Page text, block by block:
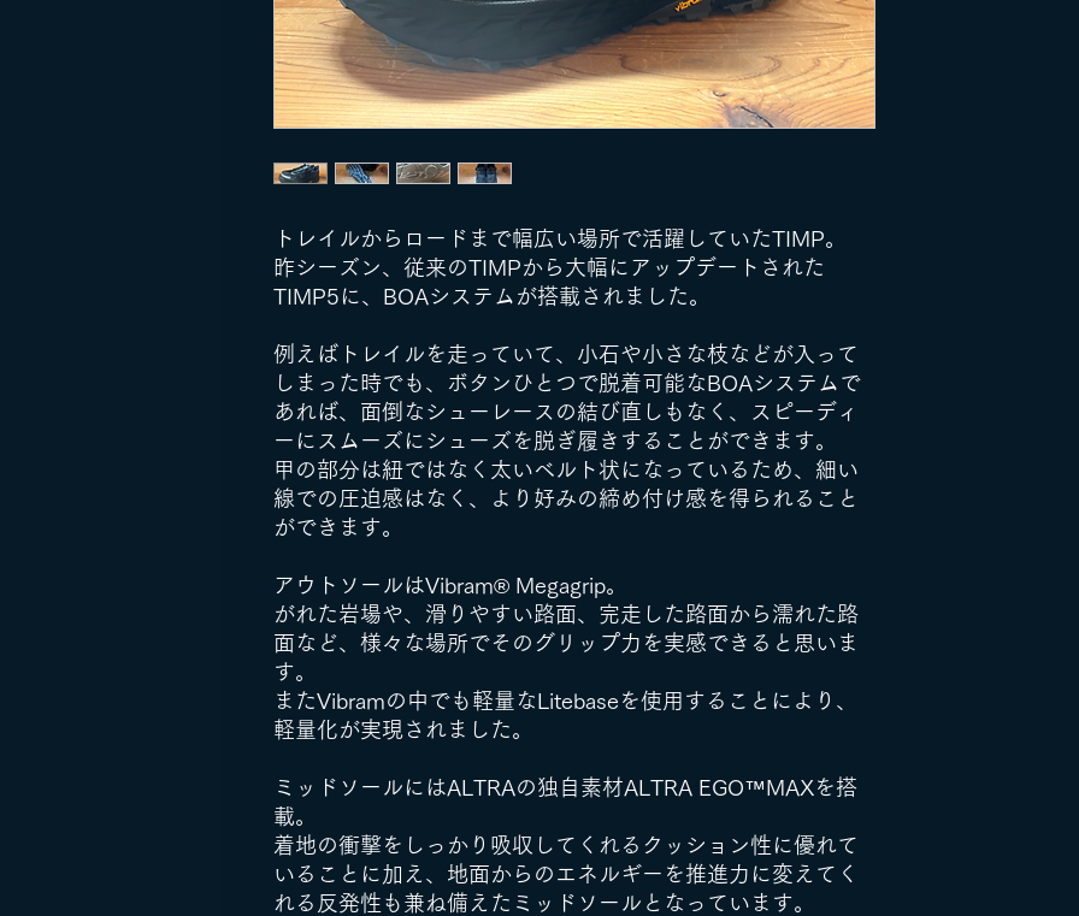
トレイルからロードまで幅広い場所で活躍していたTIMP。
昨シーズン、従来のTIMPから大幅にアップデートされた
TIMP5に、BOAシステムが搭載されました。
例えばトレイルを走っていて、小石や小さな枝などが入って
しまった時でも、ボタンひとつで脱着可能なBOAシステムで
あれば、面倒なシューレースの結び直しもなく、スピーディ
ーにスムーズにシューズを脱ぎ履きすることができます。
甲の部分は紐ではなく太いベルト状になっているため、細い
線での圧迫感はなく、より好みの締め付け感を得られること
ができます。
アウトソールはVibram® Megagrip。
がれた岩場や、滑りやすい路面、完走した路面から濡れた路
面など、様々な場所でそのグリップ力を実感できると思いま
す。
またVibramの中でも軽量なLitebaseを使用することにより、
軽量化が実現されました。
ミッドソールにはALTRAの独自素材ALTRA EGO™MAXを搭
載。
着地の衝撃をしっかり吸収してくれるクッション性に優れて
いることに加え、地面からのエネルギーを推進力に変えてく
れる反発性も兼ね備えたミッドソールとなっています。